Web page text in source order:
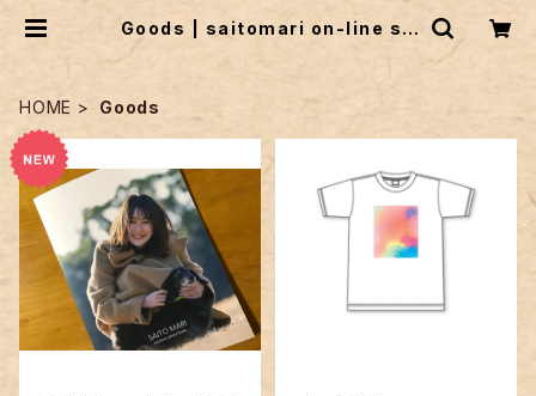
Goods | saitomari on-line sh
HOME Goods